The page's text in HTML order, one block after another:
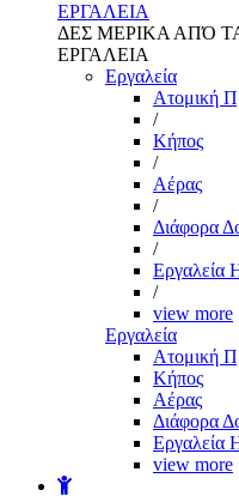
ΕΡΓΑΛΕΙΑ
ΔΕΣ ΜΕΡΙΚΑ ΑΠΌ
ΕΡΓΑΛΕΙΑ
Εργαλεία
Aτομική
/
Kήπος
/
Αέρας
/
Διάφορα
/
Εργαλεία
/
view more
Εργαλεία
Aτομική
Kήπος
Αέρας
Διάφορα
Εργαλεία
view more